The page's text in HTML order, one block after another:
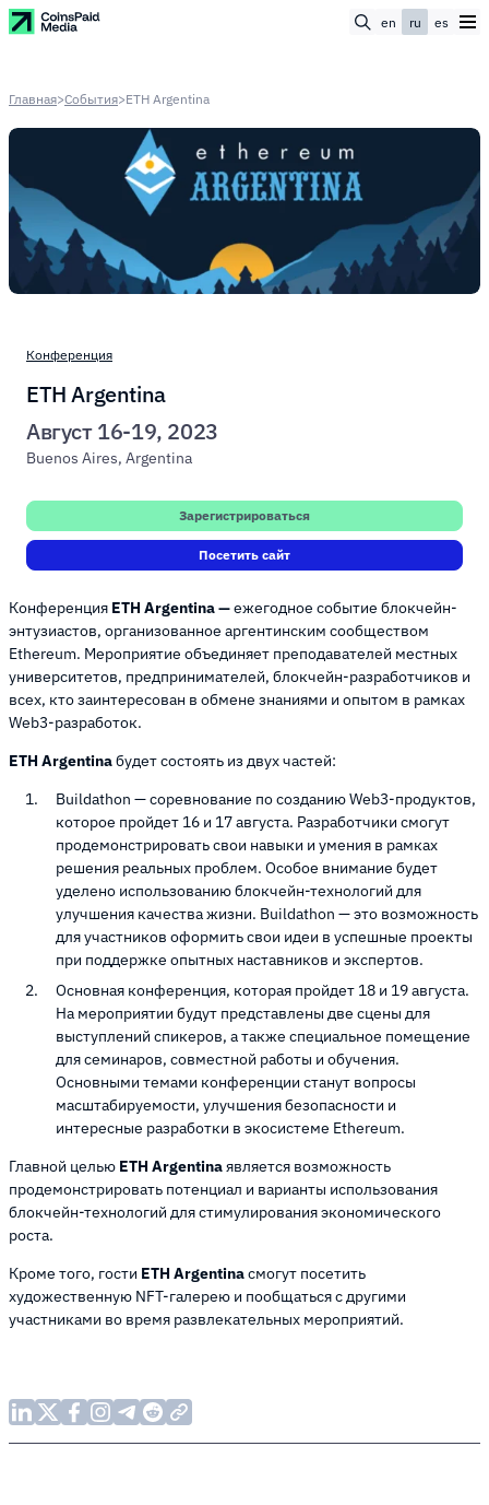
en ru es
Главная>События>ETH Argentina
Конференция ETH Argentina —ежегодное событие блокчейн-
энтузиастов, организованное аргентинским сообществом
Ethereum. Мероприятие объединяет преподавателей местных
университетов, предпринимателей, блокчейн-разработчиков и
всех, кто заинтересован в обмене знаниями и опытом в рамках
Web3-разработок.
ETH Argentinaбудет состоять из двух частей:
Buildathon — соревнование по созданию Web3-продуктов,
которое пройдет 16 и 17 августа. Разработчики смогут
продемонстрировать свои навыки и умения в рамках
решения реальных проблем. Особое внимание будет
уделено использованию блокчейн-технологий для
улучшения качества жизни. Buildathon — это возможность
для участников оформить свои идеи в успешные проекты
при поддержке опытных наставников и экспертов.
Основная конференция, которая пройдет 18 и 19 августа.
На мероприятии будут представлены две сцены для
выступлений спикеров, а также специальное помещение
для семинаров, совместной работы и обучения.
Основными темами конференции станут вопросы
масштабируемости, улучшения безопасности и
интересные разработки в экосистеме Ethereum.
Главной целью ETH Argentinaявляется возможность
продемонстрировать потенциал и варианты использования
блокчейн-технологий для стимулирования экономического
роста.
Кроме того, гости ETH Argentinaсмогут посетить
художественную NFT-галерею и пообщаться с другими
участниками во время развлекательных мероприятий.
Конференция
ETH Argentina
Август 16-19, 2023
Buenos Aires, Argentina
Зарегистрироваться
Посетить сайт